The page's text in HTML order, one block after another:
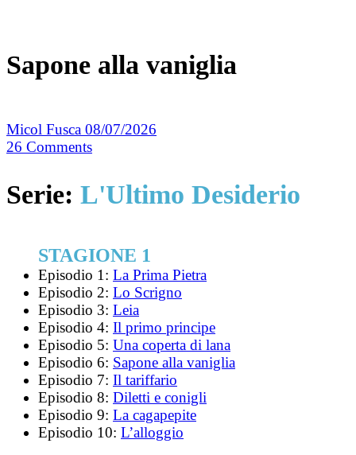
Sapone alla vaniglia
Micol Fusca 08/07/2026
26 Comments
Serie: L'Ultimo Desiderio
STAGIONE 1
Episodio 1: La Prima Pietra
Episodio 2: Lo Scrigno
Episodio 3: Leia
Episodio 4: Il primo principe
Episodio 5: Una coperta di lana
Episodio 6: Sapone alla vaniglia
Episodio 7: Il tariffario
Episodio 8: Diletti e conigli
Episodio 9: La cagapepite
Episodio 10: L’alloggio